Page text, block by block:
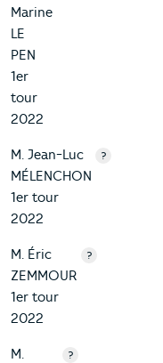
Marine
LE
PEN
1er
tour
2022
M. Jean-Luc
MÉLENCHON
1er tour
2022
?
M. Éric
ZEMMOUR
1er tour
2022
?
M.
?